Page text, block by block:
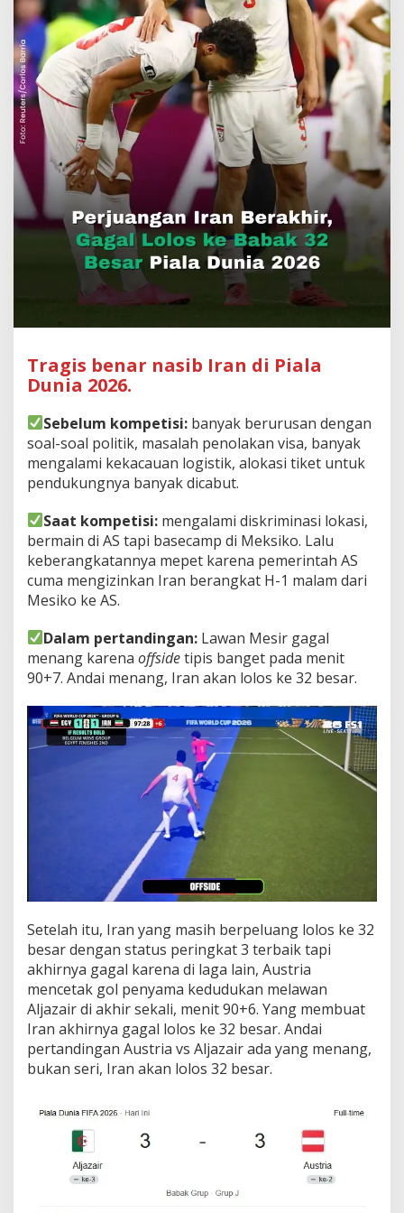
Tragis benar nasib Iran di Piala
Dunia 2026.
Sebelum kompetisi: banyak berurusan dengan
soal-soal politik, masalah penolakan visa, banyak
mengalami kekacauan logistik, alokasi tiket untuk
pendukungnya banyak dicabut.
Saat kompetisi: mengalami diskriminasi lokasi,
bermain di AS tapi basecamp di Meksiko. Lalu
keberangkatannya mepet karena pemerintah AS
cuma mengizinkan Iran berangkat H-1 malam dari
Mesiko ke AS.
Dalam pertandingan: Lawan Mesir gagal
menang karena offsidetipis banget pada menit
90+7. Andai menang, Iran akan lolos ke 32 besar.
Setelah itu, Iran yang masih berpeluang lolos ke 32
besar dengan status peringkat 3 terbaik tapi
akhirnya gagal karena di laga lain, Austria
mencetak gol penyama kedudukan melawan
Aljazair di akhir sekali, menit 90+6. Yang membuat
Iran akhirnya gagal lolos ke 32 besar. Andai
pertandingan Austria vs Aljazair ada yang menang,
bukan seri, Iran akan lolos 32 besar.